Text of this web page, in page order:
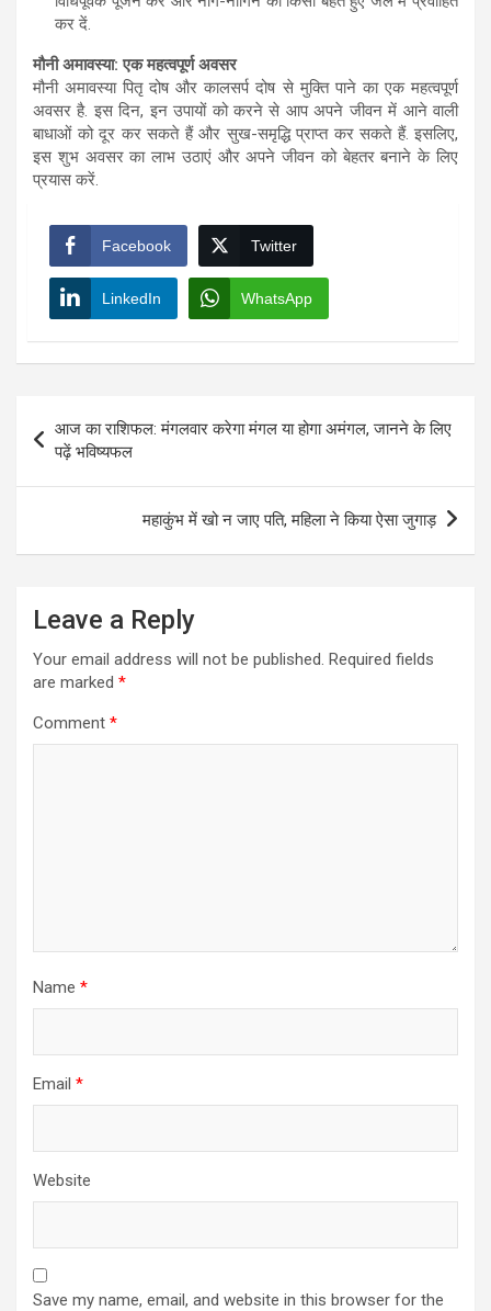
कर दें.
मौनी अमावस्या: एक महत्वपूर्ण अवसर
मौनी अमावस्या पितृ दोष और कालसर्प दोष से मुक्ति पाने का एक महत्वपूर्ण
अवसर है. इस दिन, इन उपायों को करने से आप अपने जीवन में आने वाली
बाधाओं को दूर कर सकते हैं और सुख-समृद्धि प्राप्त कर सकते हैं. इसलिए,
इस शुभ अवसर का लाभ उठाएं और अपने जीवन को बेहतर बनाने के लिए
प्रयास करें.
Facebook Twitter
LinkedIn WhatsApp
navigation
आज का राशिफल: मंगलवार करेगा मंगल या होगा अमंगल, जानने के लिए
पढ़ें भविष्यफल
महाकुंभ में खो न जाए पति, महिला ने किया ऐसा जुगाड़
Leave a Reply
Your email address will not be published. Required fields
are marked *
Comment *
Name *
Email *
Website
Save my name, email, and website in this browser for the